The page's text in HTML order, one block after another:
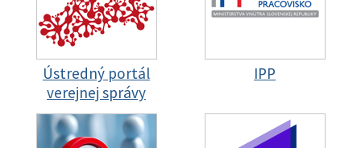
Ústredný portál
verejnej správy
IPP